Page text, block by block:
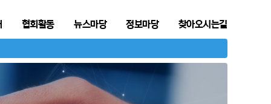
협회활동 뉴스마당 정보마당 찾아오시는길